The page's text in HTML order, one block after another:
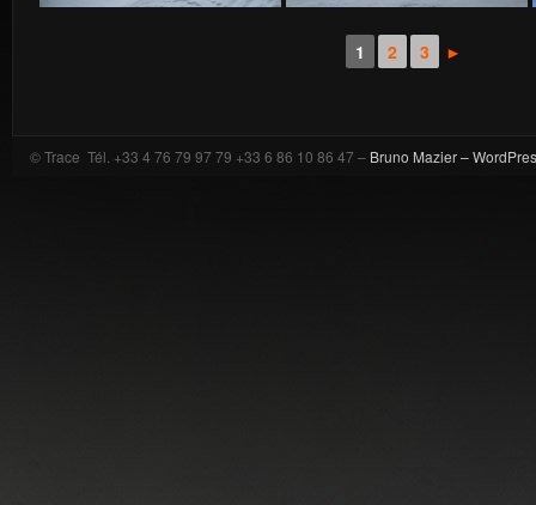
1 2 3 ►
© Trace Tél. +33 4 76 79 97 79 +33 6 86 10 86 47 – Bruno Mazier –